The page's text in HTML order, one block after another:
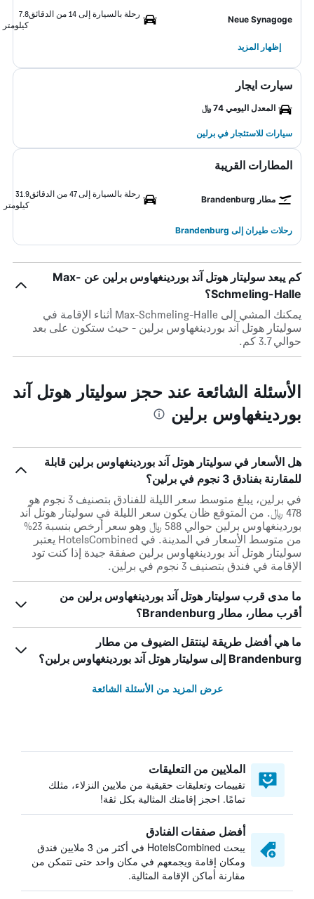
Neue Synagoge
رحلة بالسيارة إلى 14 من الدقائق
7.8
كيلومتر
إظهار المزيد
سيارت ايجار
المعدل اليومي 74 ﷼
سيارات للاستئجار في برلين
المطارات القريبة
مطار Brandenburg
رحلة بالسيارة إلى 47 من الدقائق
31.9
كيلومتر
رحلات طيران إلى Brandenburg
كم يبعد سوليتار هوتل آند بوردينغهاوس برلين عن Max-
Schmeling-Halle؟
يمكنك المشي إلى Max-Schmeling-Halle أثناء الإقامة في
سوليتار هوتل آند بوردينغهاوس برلين - حيث ستكون على بعد
حوالي 3.7 كم.
الأسئلة الشائعة عند حجز سوليتار هوتل آند
بوردينغهاوس برلين
هل الأسعار في سوليتار هوتل آند بوردينغهاوس برلين قابلة
للمقارنة بفنادق 3 نجوم في برلين؟
في برلين، يبلغ متوسط ​​سعر الليلة للفنادق بتصنيف 3 نجوم هو
478 ﷼. من المتوقع ظان يكون سعر الليلة في سوليتار هوتل آند
بوردينغهاوس برلين حوالي 588 ﷼ وهو سعر أرخص بنسبة 23%
من متوسط الأسعار في المدينة. في HotelsCombined يعتبر
سوليتار هوتل آند بوردينغهاوس برلين صفقة جيدة إذا كنت تود
الإقامة في فندق بتصنيف 3 نجوم في برلين.
ما مدى قرب سوليتار هوتل آند بوردينغهاوس برلين من
أقرب مطار، مطار Brandenburg؟
ما هي أفضل طريقة لينتقل الضيوف من مطار
Brandenburg إلى سوليتار هوتل آند بوردينغهاوس برلين؟
عرض المزيد من الأسئلة الشائعة
الملايين من التعليقات
تقييمات وتعليقات حقيقية من ملايين النزلاء، مثلك
تمامًا. احجز إقامتك المثالية بكل ثقة!
أفضل صفقات الفنادق
يبحث HotelsCombined في أكثر من 3 ملايين فندق
ومكان إقامة ويجمعهم في مكان واحد حتى تتمكن من
مقارنة أماكن الإقامة المثالية.